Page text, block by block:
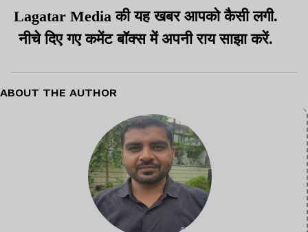
Lagatar Media की यह खबर आपको कैसी लगी.
नीचे दिए गए कमेंट बॉक्स में अपनी राय साझा करें.
ABOUT THE AUTHOR